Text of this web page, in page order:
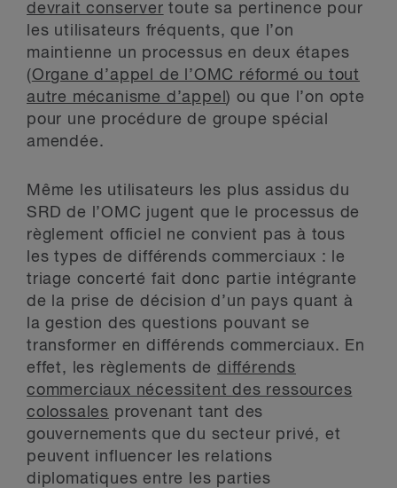
devrait conserver toute sa pertinence pour
les utilisateurs fréquents, que l’on
maintienne un processus en deux étapes
(Organe d’appel de l’OMC réformé ou tout
autre mécanisme d’appel) ou que l’on opte
pour une procédure de groupe spécial
amendée.
Même les utilisateurs les plus assidus du
SRD de l’OMC jugent que le processus de
règlement officiel ne convient pas à tous
les types de différends commerciaux : le
triage concerté fait donc partie intégrante
de la prise de décision d’un pays quant à
la gestion des questions pouvant se
transformer en différends commerciaux. En
effet, les règlements dedifférends
commerciaux nécessitent des ressources
colossales provenant tant des
gouvernements que du secteur privé, et
peuvent influencer les relations
diplomatiques entre les parties